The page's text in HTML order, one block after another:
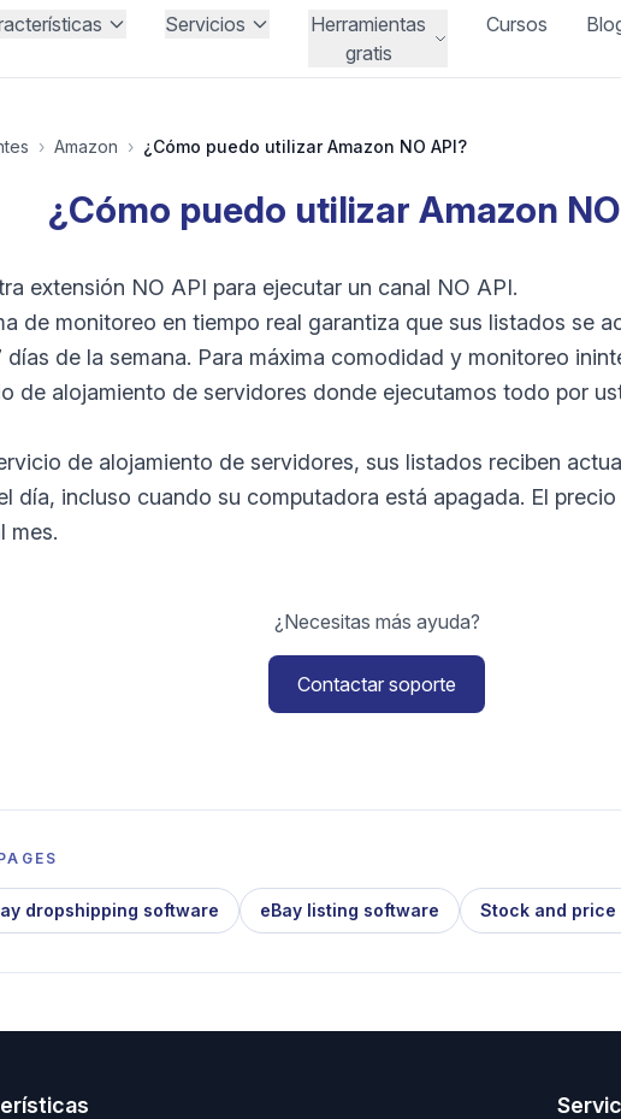
Servicios
Herramientas
gratis
Cursos
› Amazon › ¿Cómo puedo utilizar Amazon NO API?
¿Cómo puedo utilizar Amazon
extensión NO API para ejecutar un canal NO API.
de monitoreo en tiempo real garantiza que sus listados se
días de la semana. Para máxima comodidad y monitoreo
de alojamiento de servidores donde ejecutamos todo por
de alojamiento de servidores, sus listados reciben
día, incluso cuando su computadora está apagada. El
mes.
¿Necesitas más ayuda?
Contactar soporte
dropshipping software eBay listing software Stock and price